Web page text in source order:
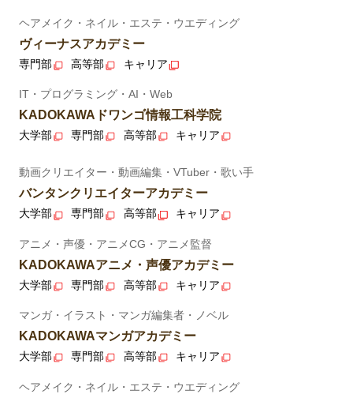
ヘアメイク・ネイル・エステ・ウエディング
ヴィーナスアカデミー
専門部 高等部 キャリア
IT・プログラミング・AI・Web
KADOKAWAドワンゴ情報工科学院
大学部 専門部 高等部 キャリア
動画クリエイター・動画編集・VTuber・歌い手
バンタンクリエイターアカデミー
大学部 専門部 高等部 キャリア
アニメ・声優・アニメCG・アニメ監督
KADOKAWAアニメ・声優アカデミー
大学部 専門部 高等部 キャリア
マンガ・イラスト・マンガ編集者・ノベル
KADOKAWAマンガアカデミー
大学部 専門部 高等部 キャリア
ヘアメイク・ネイル・エステ・ウエディング